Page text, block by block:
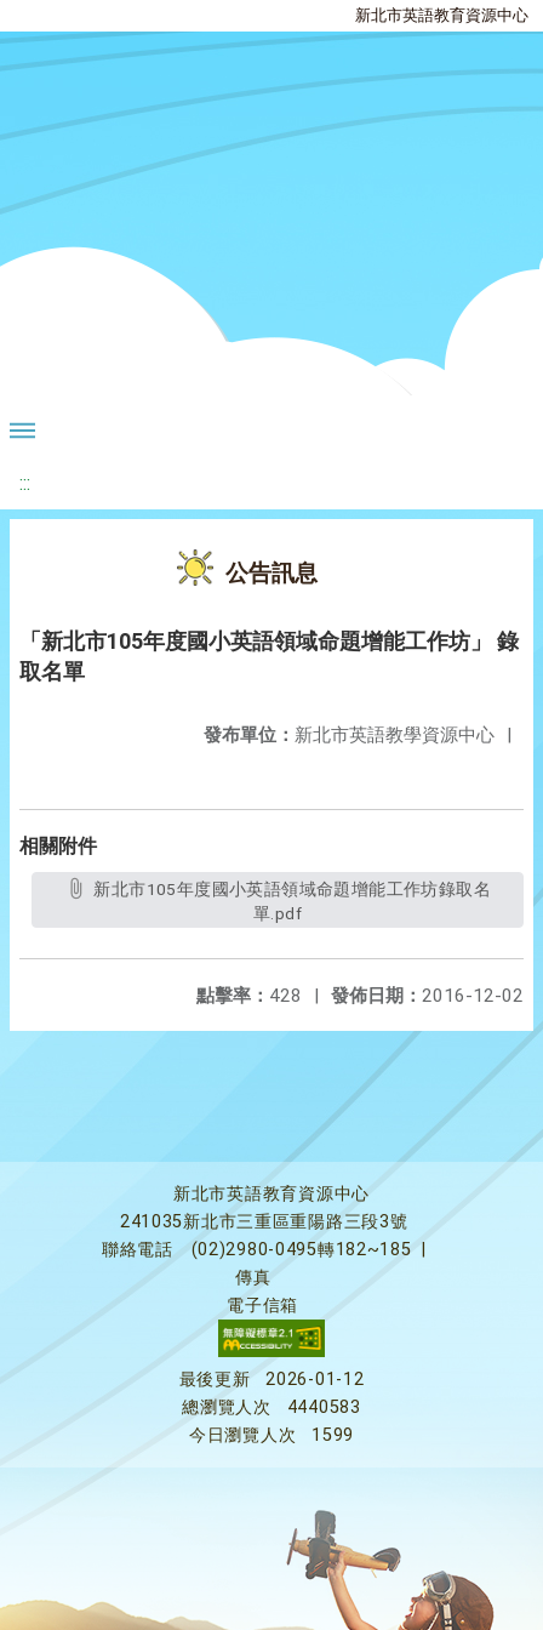
新北市英語教育資源中心
:::
公告訊息
「新北市105年度國小英語領域命題增能工作坊」 錄
取名單
發布單位： 新北市英語教學資源中心 |
相關附件
單.pdf
發佈日期： 2016-12-02
點擊率： 428 |
新北市英語教育資源中心
241035新北市三重區重陽路三段3號
聯絡電話
(02)2980-0495轉182~185
傳真
電子信箱
最後更新
2026-01-12
總瀏覽人次
4440583
今日瀏覽人次
1599